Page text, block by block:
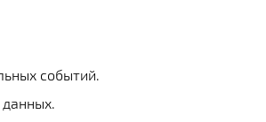
событий.